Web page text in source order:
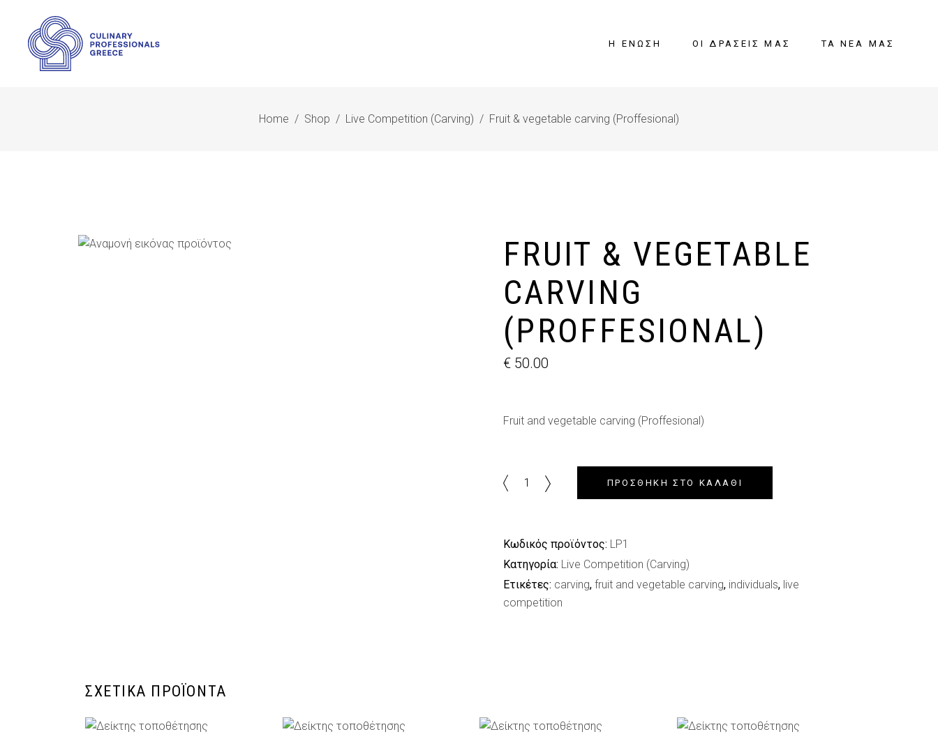
Η ΈΝΩΣΗ ΟΙ ΔΡΆΣΕΙΣ ΜΑΣ ΤΑ ΝΈΑ ΜΑΣ
Home / Shop / Live Competition (Carving) / Fruit & vegetable carving (Proffesional)
FRUIT & VEGETABLE
CARVING
(PROFFESIONAL)
€ 50.00
Fruit and vegetable carving (Proffesional)
Fruit
&
(Proffesional)
quantity
ΠΡΟΣΘΉΚΗ ΣΤΟ ΚΑΛΆΘΙ
Κωδικός προϊόντος: LP1
Κατηγορία: Live Competition (Carving)
Ετικέτες: carving, fruit and vegetable carving, individuals, live
competition
ΣΧΕΤΙΚΆ ΠΡΟΪΌΝΤΑ
ΠΡΟΣΘΉΚΗ ΣΤΟ ΚΑΛΆΘΙ ΠΡΟΣΘΉΚΗ ΣΤΟ ΚΑΛΆΘΙ ΠΡΟΣΘΉΚΗ ΣΤΟ ΚΑΛΆΘΙ ΠΡΟΣΘΉΚΗ ΣΤΟ ΚΑΛΆΘΙ